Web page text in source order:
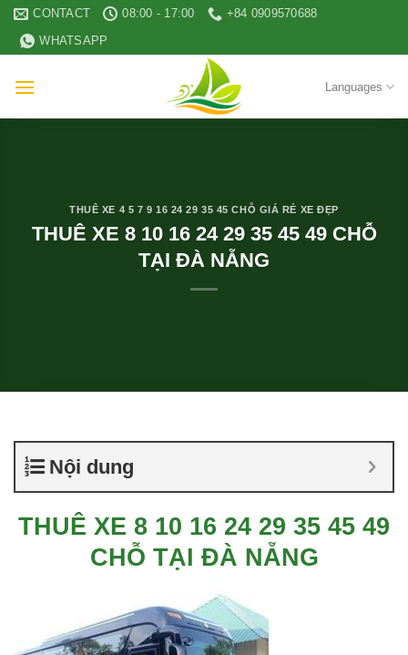
Skip
content
CONTACT 08:00 - 17:00
+84 0909570688
WHATSAPP
Languages
THUÊ XE 4 5 7 9 16 24 29 35 45 CHỖ GIÁ RẺ XE ĐẸP
THUÊ XE 8 10 16 24 29 35 45 49 CHỖ
TẠI ĐÀ NẴNG
Nội dung
THUÊ XE 8 10 16 24 29 35 45 49
CHỖ TẠI ĐÀ NẴNG